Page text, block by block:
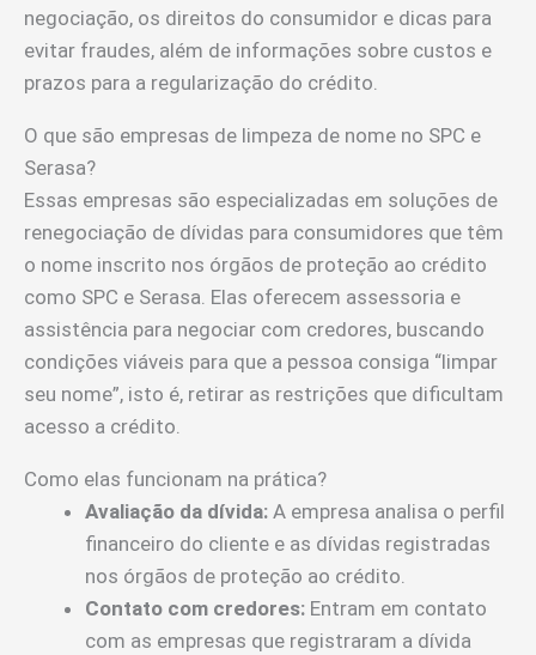
negociação, os direitos do consumidor e dicas para
evitar fraudes, além de informações sobre custos e
prazos para a regularização do crédito.
O que são empresas de limpeza de nome no SPC e
Serasa?
Essas empresas são especializadas em soluções de
renegociação de dívidas para consumidores que têm
o nome inscrito nos órgãos de proteção ao crédito
como SPC e Serasa. Elas oferecem assessoria e
assistência para negociar com credores, buscando
condições viáveis para que a pessoa consiga “limpar
seu nome”, isto é, retirar as restrições que dificultam
acesso a crédito.
Como elas funcionam na prática?
Avaliação da dívida: A empresa analisa o perfil
financeiro do cliente e as dívidas registradas
nos órgãos de proteção ao crédito.
Contato com credores: Entram em contato
com as empresas que registraram a dívida